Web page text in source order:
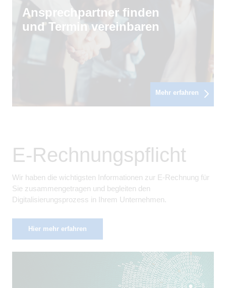
Ansprechpartner finden
und Termin vereinbaren
Mehr erfahren
E-Rechnungspflicht
Wir haben die wichtigsten Informationen zur E-Rechnung für
Sie zusammengetragen und begleiten den
Digitalisierungsprozess in Ihrem Unternehmen.
Hier mehr erfahren